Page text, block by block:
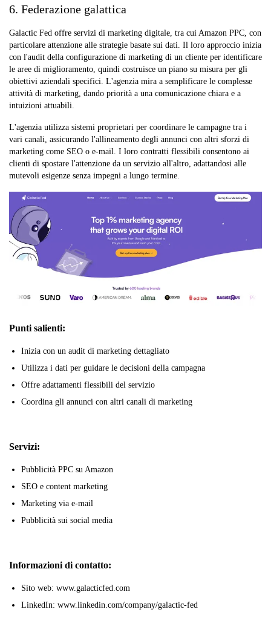
6. Federazione galattica
Galactic Fed offre servizi di marketing digitale, tra cui Amazon PPC, con
particolare attenzione alle strategie basate sui dati. Il loro approccio inizia
con l'audit della configurazione di marketing di un cliente per identificare
le aree di miglioramento, quindi costruisce un piano su misura per gli
obiettivi aziendali specifici. L'agenzia mira a semplificare le complesse
attività di marketing, dando priorità a una comunicazione chiara e a
intuizioni attuabili.
L'agenzia utilizza sistemi proprietari per coordinare le campagne tra i
vari canali, assicurando l'allineamento degli annunci con altri sforzi di
marketing come SEO o e-mail. I loro contratti flessibili consentono ai
clienti di spostare l'attenzione da un servizio all'altro, adattandosi alle
mutevoli esigenze senza impegni a lungo termine.
Punti salienti:
Inizia con un audit di marketing dettagliato
Utilizza i dati per guidare le decisioni della campagna
Offre adattamenti flessibili del servizio
Coordina gli annunci con altri canali di marketing
Servizi:
Pubblicità PPC su Amazon
SEO e content marketing
Marketing via e-mail
Pubblicità sui social media
Informazioni di contatto:
Sito web: www.galacticfed.com
LinkedIn: www.linkedin.com/company/galactic-fed